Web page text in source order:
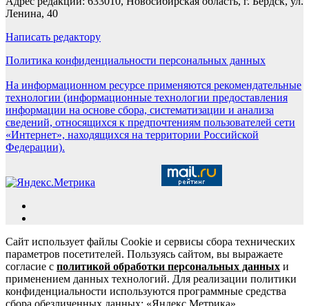
Ленина, 40
Написать редактору
Политика конфиденциальности персональных данных
На информационном ресурсе применяются рекомендательные
технологии (информационные технологии предоставления
информации на основе сбора, систематизации и анализа
сведений, относящихся к предпочтениям пользователей сети
«Интернет», находящихся на территории Российской
Федерации).
Сайт использует файлы Cookie и сервисы сбора технических
параметров посетителей. Пользуясь сайтом, вы выражаете
согласие с политикой обработки персональных данных и
применением данных технологий. Для реализации политики
конфиденциальности используются программные средства
сбора обезличенных данных: «Яндекс.Метрика»,